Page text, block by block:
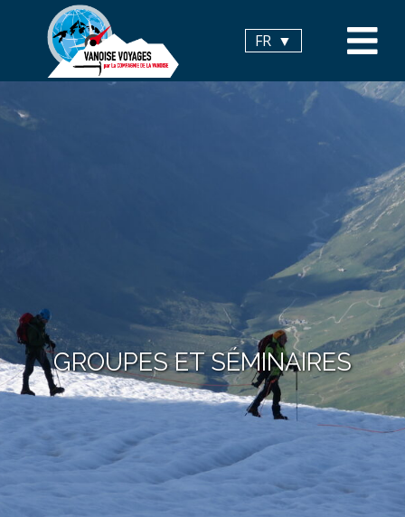
FR
GROUPES ET SÉMINAIRES
Panneau de gestion des cookies